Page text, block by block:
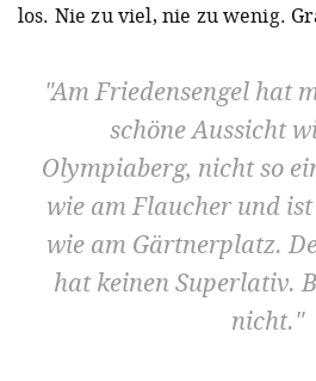
los. Nie zu viel, nie zu wenig.
Am Friedensengel hat
schöne Aussicht
Olympiaberg, nicht so
wie am Flaucher und
wie am Gärtnerplatz.
hat keinen Superlativ.
nicht.